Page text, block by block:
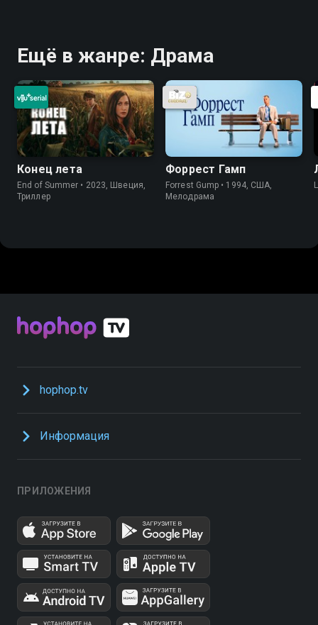
Ещё в жанре: Драма
Конец лета
End of Summer • 2023, Швеция,
Триллер
Форрест Гамп
Forrest Gump • 1994, США,
Мелодрама
hophop.tv
Информация
ПРИЛОЖЕНИЯ